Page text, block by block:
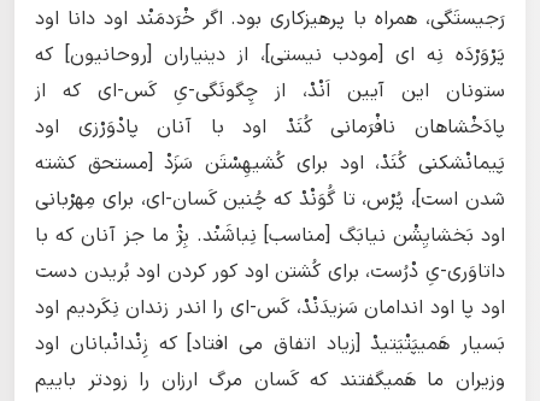
رَجیستَگی، همراه با پرهیزکاری بود. اگر خْرَدمَنْد اود دانا اود
پَرْوَرْدَه نِه ای [مودب نیستی]، از دینیاران [روحانیون] که
ستونان این آیین اَنْدْ، از چِگونَگی-یِ کَس-ای که از
پادَخْشاهان نافْرَمانی کُنَدْ اود با آنان پادْوَرْزی اود
پَیمانْشکنی کُنَدْ، اود برای کُشیهِسْتَن سَزَدْ [مستحق کشته
شدن است]، پُرْس، تا گُوَنْدْ که چُنین کَسان-ای، برای مِهرْبانی
اود بَخشایِشْن نیابَگ [مناسب] نِباشَنْد. بِژْ ما جز آنان که با
داتاوَری-یِ دْرُست، برای کُشتن اود کور کردن اود بُریدن دست
اود پا اود اندامان سَزیدَنْدْ، کَس-ای را اندر زندان نِکَردیم اود
بَسیار هَمیپَتْیَتیدْ [زیاد اتفاق می افتاد] که زِنْدانْبانان اود
وزیران ما هَمیگفتند که کَسان مرگ ارزان را زودتر باییم